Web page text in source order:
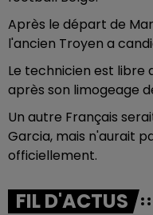
Après le départ de
l'ancien Troyen a
Le technicien est libre
après son limogeage
Un autre Français
Garcia, mais n'aurait
officiellement.
FIL D'ACTUS